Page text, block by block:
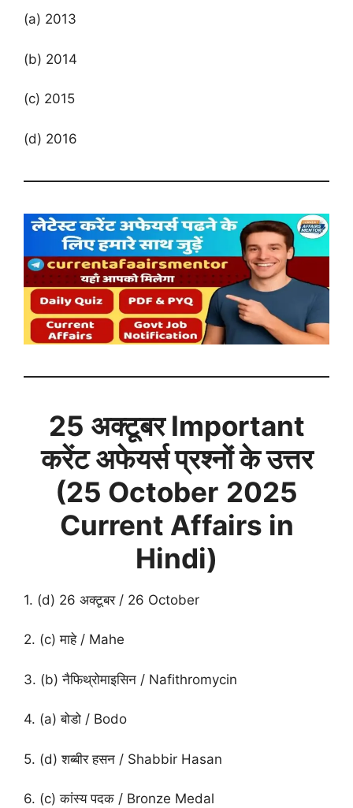
(a) 2013
(b) 2014
(c) 2015
(d) 2016
25 अक्टूबरImportant
करेंट अफेयर्स प्रश्नों के उत्तर
(25 October 2025
Current Affairs in
Hindi)
1. (d) 26 अक्टूबर / 26 October
2. (c) माहे / Mahe
3. (b) नैफिथ्रोमाइसिन / Nafithromycin
4. (a) बोडो / Bodo
5. (d) शब्बीर हसन / Shabbir Hasan
6. (c) कांस्य पदक / Bronze Medal